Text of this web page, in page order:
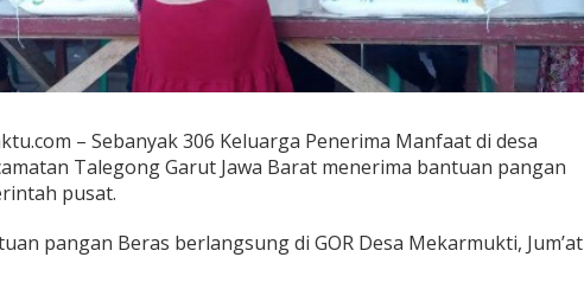
– Sebanyak 306 Keluarga Penerima Manfaat di desa
Talegong Garut Jawa Barat menerima bantuan pangan
pusat.
pangan Beras berlangsung di GOR Desa Mekarmukti, Jum’at